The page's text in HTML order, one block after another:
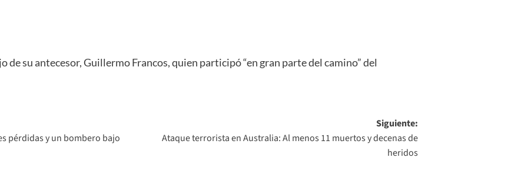
su antecesor, Guillermo Francos, quien participó “en gran parte del camino” del
pérdidas y un bombero bajo
Siguiente:
Ataque terrorista en Australia: Al menos 11 muertos y decenas de
heridos